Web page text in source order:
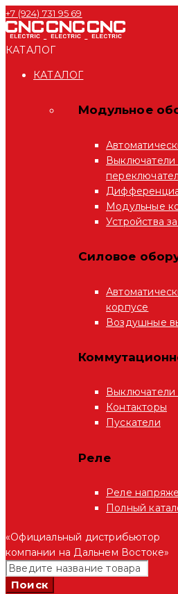
+7 (924) 731 95 69
КАТАЛОГ
КАТАЛОГ
Модульное
Выключатели
Модульные
Устройства
Силовое
корпусе
Воздушные
Выключатели
Контакторы
Пускатели
Реле
Реле
Полный
«Официальный дистрибьютор
компании на Дальнем Востоке»